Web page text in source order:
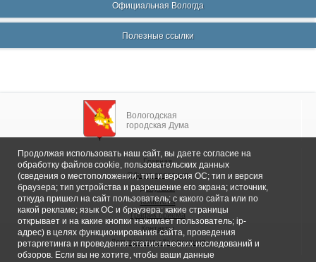
Официальная Вологда
Полезные ссылки
Вологодская
городская Дума
Главная
Общие сведения
Депутаты
Комитеты
График приема
Контакты
Депутатские объединения
Продолжая использовать наш сайт, вы даете согласие на
обработку файлов cookie, пользовательских данных
(сведения о местоположении; тип и версия ОС; тип и версия
браузера; тип устройства и разрешение его экрана; источник,
откуда пришел на сайт пользователь; с какого сайта или по
какой рекламе; язык ОС и браузера; какие страницы
открывает и на какие кнопки нажимает пользователь; ip-
адрес) в целях функционирования сайта, проведения
ретаргетинга и проведения статистических исследований и
обзоров. Если вы не хотите, чтобы ваши данные